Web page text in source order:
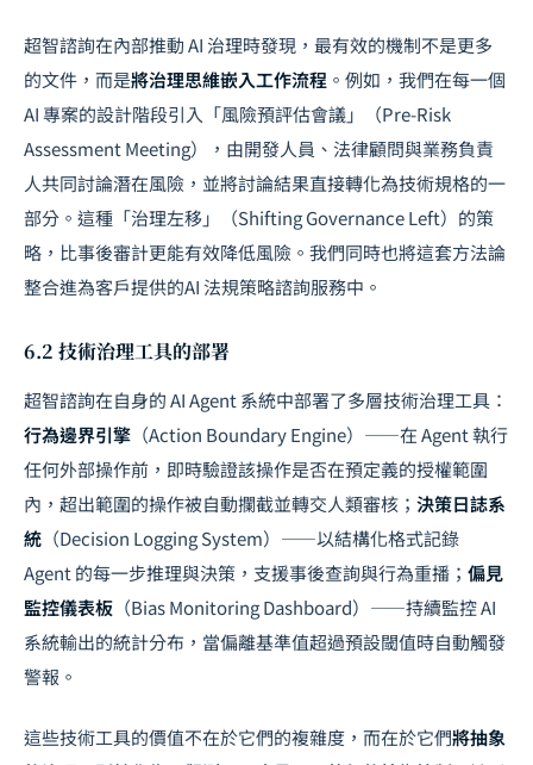
超智諮詢在內部推動 AI 治理時發現，最有效的機制不是更多
的文件，而是將治理思維嵌入工作流程 。例如，我們在每一個
AI 專案的設計階段引入「風險預評估會議」（Pre-Risk
Assessment Meeting），由開發人員、法律顧問與業務負責
人共同討論潛在風險，並將討論結果直接轉化為技術規格的一
部分。這種「治理左移」（Shifting Governance Left）的策
略，比事後審計更能有效降低風險。我們同時也將這套方法論
整合進為客戶提供的AI 法規策略諮詢服務中。
6.2 技術治理工具的部署
超智諮詢在自身的 AI Agent 系統中部署了多層技術治理工具：
行為邊界引擎 （Action Boundary Engine）——在 Agent 執行
任何外部操作前，即時驗證該操作是否在預定義的授權範圍
內，超出範圍的操作被自動攔截並轉交人類審核； 決策日誌系
統 （Decision Logging System）——以結構化格式記錄
Agent 的每一步推理與決策，支援事後查詢與行為重播； 偏見
監控儀表板 （Bias Monitoring Dashboard）——持續監控 AI
系統輸出的統計分布，當偏離基準值超過預設閾值時自動觸發
警報。
這些技術工具的價值不在於它們的複雜度，而在於它們將抽象